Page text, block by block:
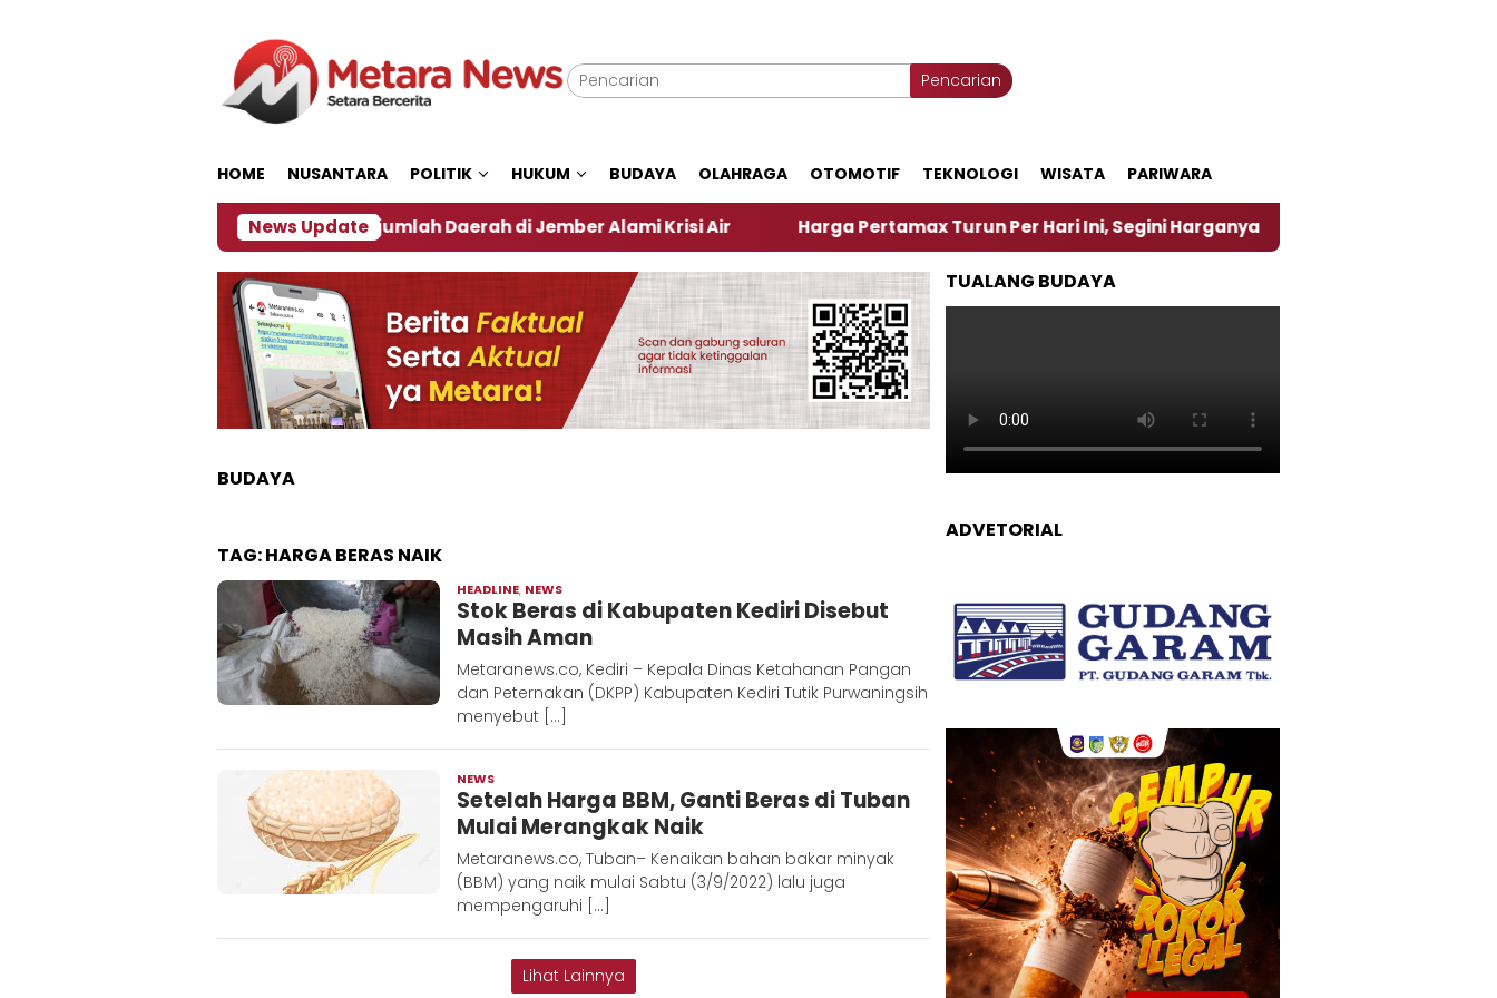
Pencarian
HOME NUSANTARA POLITIK HUKUM BUDAYA OLAHRAGA OTOMOTIF TEKNOLOGI WISATA PARIWARA
News Update
Dampak El Nino, Sejumlah Daerah di Jember Alami Krisi Air Harga Pertamax Turun Per Hari Ini, Segini Harganya ‎Nasirun Maestro Lukis
BUDAYA
TAG:HARGA BERAS NAIK
HEADLINE, NEWS
Metaranews
Stok Beras di Kabupaten Kediri Disebut
Masih Aman
Metaranews.co, Kediri – Kepala Dinas Ketahanan Pangan
dan Peternakan (DKPP) Kabupaten Kediri Tutik Purwaningsih
menyebut […]
NEWS
Metaranews
Setelah Harga BBM, Ganti Beras di Tuban
Mulai Merangkak Naik
Metaranews.co, Tuban– Kenaikan bahan bakar minyak
(BBM) yang naik mulai Sabtu (3/9/2022) lalu juga
mempengaruhi […]
Lihat Lainnya
TUALANG BUDAYA
ADVETORIAL